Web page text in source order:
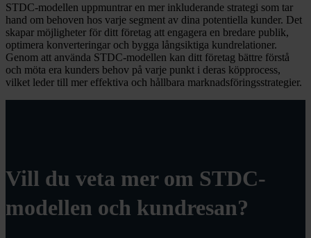
STDC-modellen uppmuntrar en mer inkluderande strategi som tar
hand om behoven hos varje segment av dina potentiella kunder. Det
skapar möjligheter för ditt företag att engagera en bredare publik,
optimera konverteringar och bygga långsiktiga kundrelationer.
Genom att använda STDC-modellen kan ditt företag bättre förstå
och möta era kunders behov på varje punkt i deras köpprocess,
vilket leder till mer effektiva och hållbara marknadsföringsstrategier.
Vill du veta mer om STDC-
modellen och kundresan?